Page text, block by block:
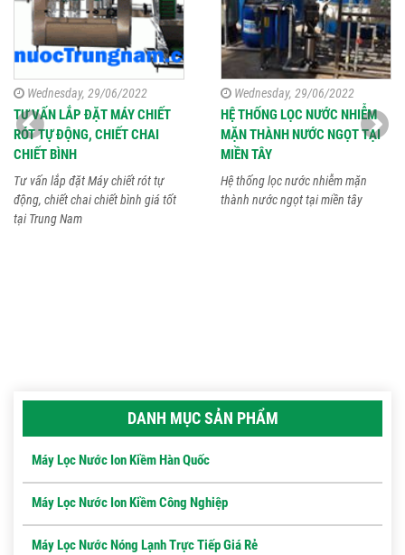
Wednesday, 29/06/2022
TƯ VẤN LẮP ĐẶT MÁY CHIẾT
RÓT TỰ ĐỘNG, CHIẾT CHAI
CHIẾT BÌNH
Tư vấn lắp đặt Máy chiết rót tự
động, chiết chai chiết bình giá tốt
tại Trung Nam
Wednesday, 29/06/2022
HỆ THỐNG LỌC NƯỚC NHIỄM
MẶN THÀNH NƯỚC NGỌT TẠI
MIỀN TÂY
Hệ thống lọc nước nhiễm mặn
thành nước ngọt tại miền tây
DANH MỤC SẢN PHẨM
Máy Lọc Nước Ion Kiềm Hàn Quốc
Máy Lọc Nước Ion Kiềm Công Nghiệp
Máy Lọc Nước Nóng Lạnh Trực Tiếp Giá Rẻ